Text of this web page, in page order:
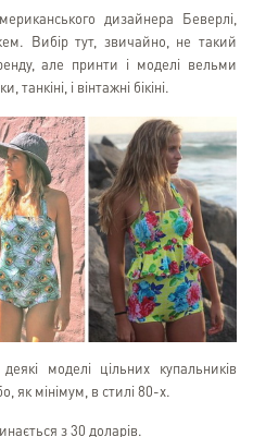
дизайнера Беверлі,
Вибір тут, звичайно, не такий
але принти і моделі вельми
танкіні, і вінтажні бікіні.
моделі цільних купальників
як мінімум, в стилі 80-х.
з 30 доларів.